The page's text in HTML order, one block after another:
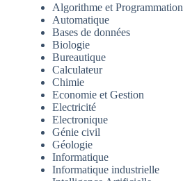
Algorithme et Programmation
Automatique
Bases de données
Biologie
Bureautique
Calculateur
Chimie
Economie et Gestion
Electricité
Electronique
Génie civil
Géologie
Informatique
Informatique industrielle